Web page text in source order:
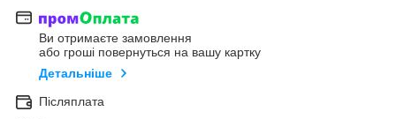
Ви отримаєте замовлення
або гроші повернуться на вашу картку
Детальніше
Післяплата